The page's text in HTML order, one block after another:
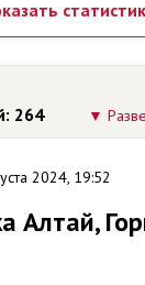
264
2024, 19:52
Алтай,